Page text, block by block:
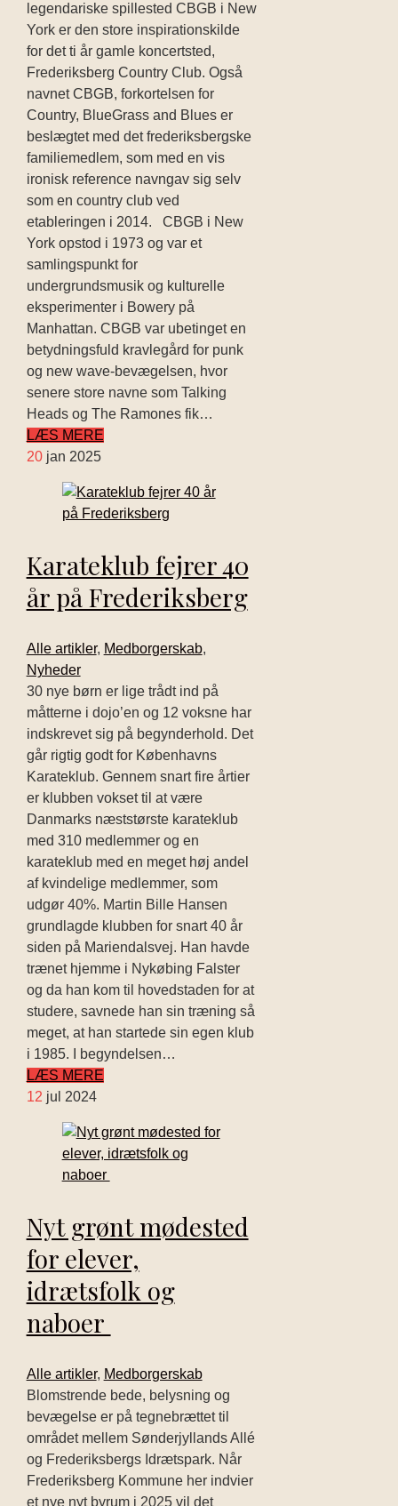
legendariske spillested CBGB i New
York er den store inspirationskilde
for det ti år gamle koncertsted,
Frederiksberg Country Club. Også
navnet CBGB, forkortelsen for
Country, BlueGrass and Blues er
beslægtet med det frederiksbergske
familiemedlem, som med en vis
ironisk reference navngav sig selv
som en country club ved
etableringen i 2014. CBGB i New
York opstod i 1973 og var et
samlingspunkt for
undergrundsmusik og kulturelle
eksperimenter i Bowery på
Manhattan. CBGB var ubetinget en
betydningsfuld kravlegård for punk
og new wave-bevægelsen, hvor
senere store navne som Talking
Heads og The Ramones fik…
LÆS MERE
20 jan 2025
Karateklub fejrer 40
år på Frederiksberg
Alle artikler, Medborgerskab,
Nyheder
30 nye børn er lige trådt ind på
måtterne i dojo’en og 12 voksne har
indskrevet sig på begynderhold. Det
går rigtig godt for Københavns
Karateklub. Gennem snart fire årtier
er klubben vokset til at være
Danmarks næststørste karateklub
med 310 medlemmer og en
karateklub med en meget høj andel
af kvindelige medlemmer, som
udgør 40%. Martin Bille Hansen
grundlagde klubben for snart 40 år
siden på Mariendalsvej. Han havde
trænet hjemme i Nykøbing Falster
og da han kom til hovedstaden for at
studere, savnede han sin træning så
meget, at han startede sin egen klub
i 1985. I begyndelsen…
LÆS MERE
12 jul 2024
Nyt grønt mødested
for elever,
idrætsfolk og
naboer
Alle artikler, Medborgerskab
Blomstrende bede, belysning og
bevægelse er på tegnebrættet til
området mellem Sønderjyllands Allé
og Frederiksbergs Idrætspark. Når
Frederiksberg Kommune her indvier
et nye nyt byrum i 2025 vil det